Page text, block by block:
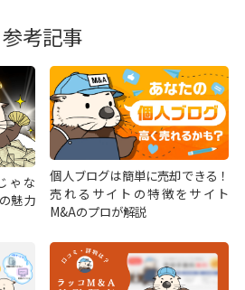
参考記事
ゃな
魅力
個人ブログは簡単に売却できる！
売れるサイトの特徴をサイト
M&Aのプロが解説